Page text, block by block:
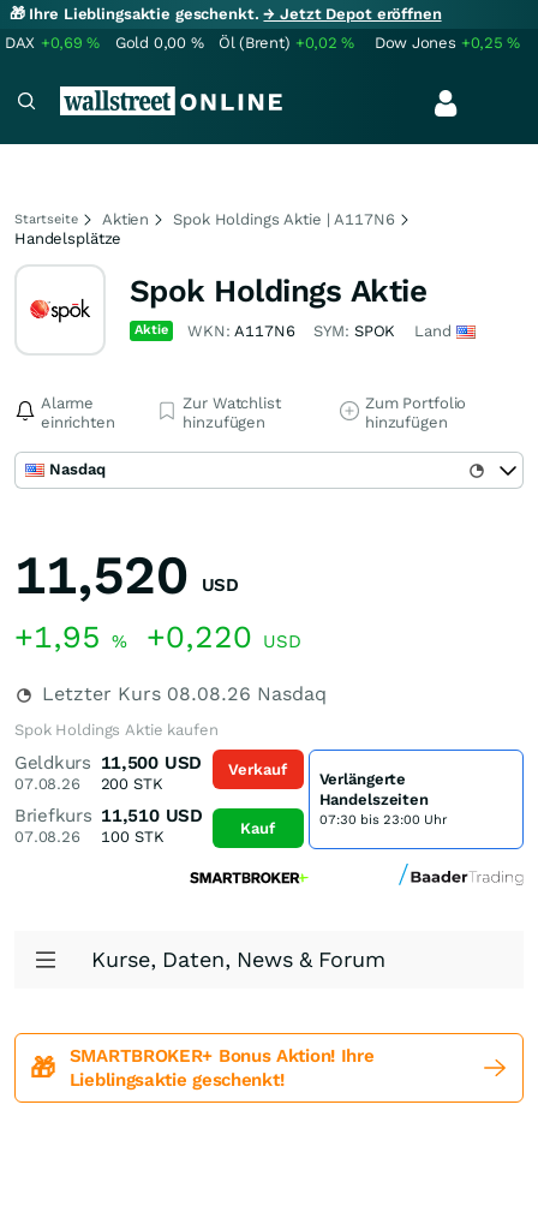
🎁 Ihre Lieblingsaktie geschenkt.→ Jetzt Depot eröffnen
DAX +0,69% Gold 0,00 % Öl (Brent) +0,02% Dow Jones +0,25%
Startseite Aktien
Spok Holdings Aktie | A117N6
Handelsplätze
Spok Holdings Aktie
Aktie WKN:A117N6 SYM: SPOK Land
Alarme
einrichten
Zur Watchlist
hinzufügen
Zum Portfolio
hinzufügen
Nasdaq
11,520 USD
+1,95 % +0,220 USD
Letzter Kurs 08.08.26 Nasdaq
Spok Holdings Aktie kaufen
Geldkurs
07.08.26
11,500 USD
200 STK
Briefkurs
07.08.26
11,510 USD
100STK
Verkauf
Kauf
Verlängerte
Handelszeiten
07:30 bis 23:00 Uhr
Kurse, Daten, News & Forum
🎁
SMARTBROKER+ Bonus Aktion! Ihre
Lieblingsaktie geschenkt!